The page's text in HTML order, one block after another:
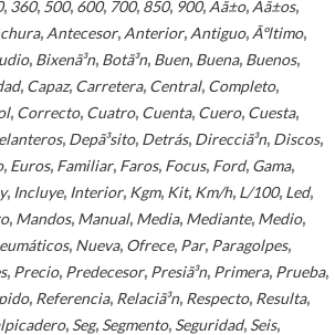
, 360, 500, 600, 700, 850, 900, Aã±o, Aã±os,
, Antecesor, Anterior, Antiguo, Ãºltimo,
, Bixenã³n, Botã³n, Buen, Buena, Buenos,
, Capaz, Carretera, Central, Completo,
, Correcto, Cuatro, Cuenta, Cuero, Cuesta,
, Depã³sito, Detrás, Direcciã³n, Discos,
, Euros, Familiar, Faros, Focus, Ford, Gama,
, Incluye, Interior, Kgm, Kit, Km/h, L/100, Led,
, Mandos, Manual, Media, Mediante, Medio,
, Nueva, Ofrece, Par, Paragolpes,
, Precio, Predecesor, Presiã³n, Primera, Prueba,
, Referencia, Relaciã³n, Respecto, Resulta,
, Seg, Segmento, Seguridad, Seis,